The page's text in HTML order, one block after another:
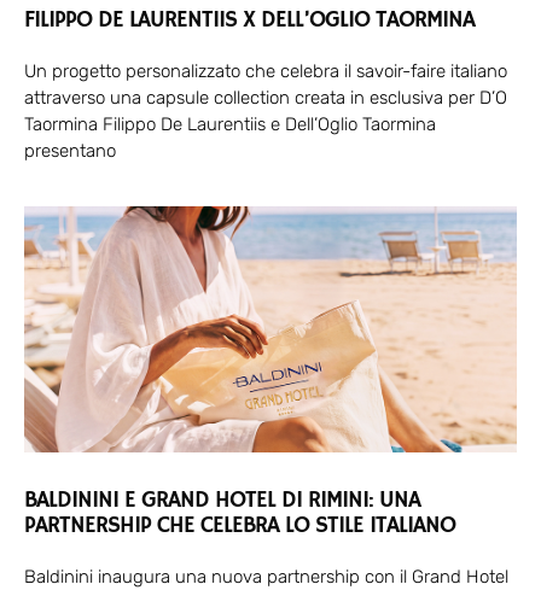
FILIPPO DE LAURENTIIS X DELL’OGLIO TAORMINA
Un progetto personalizzato che celebra il savoir-faire italiano
attraverso una capsule collection creata in esclusiva per D’O
Taormina Filippo De Laurentiis e Dell’Oglio Taormina
presentano
BALDININI E GRAND HOTEL DI RIMINI: UNA
PARTNERSHIP CHE CELEBRA LO STILE ITALIANO
Baldinini inaugura una nuova partnership con il Grand Hotel